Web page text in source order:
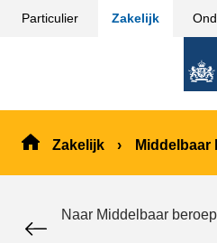
Sla
inhoud
Particulier Zakelijk
Zakelijk
Naar Middelbaar